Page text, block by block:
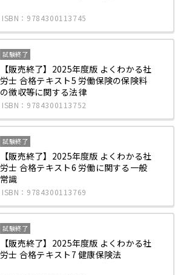
ISBN：9784300113745
試験終了
【販売終了】2025年度版 よくわかる社
労士 合格テキスト5 労働保険の保険料
の徴収等に関する法律
ISBN：9784300113752
試験終了
【販売終了】2025年度版 よくわかる社
労士 合格テキスト6 労働に関する一般
常識
ISBN：9784300113769
試験終了
【販売終了】2025年度版 よくわかる社
労士 合格テキスト7 健康保険法